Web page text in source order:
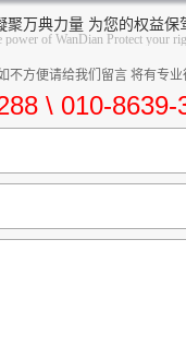
聚万典力量 为您的权益保
power of WanDian Protect your
不方便请给我们留言 将有专
\ 010-8639-